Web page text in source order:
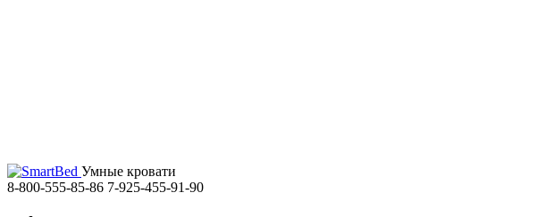
Умные кровати
8-800-555-85-86 7-925-455-91-90